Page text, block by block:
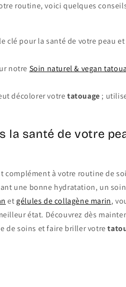
routine, voici quelques
clé pour la santé de votre peau
notre Soin naturel & vegan
décolorer votretatouage ;
la santé de votre
complément à votre routine de
une bonne hydratation, un
et gélules de collagène marin,
état. Découvrez dès
de soins et faire briller votre